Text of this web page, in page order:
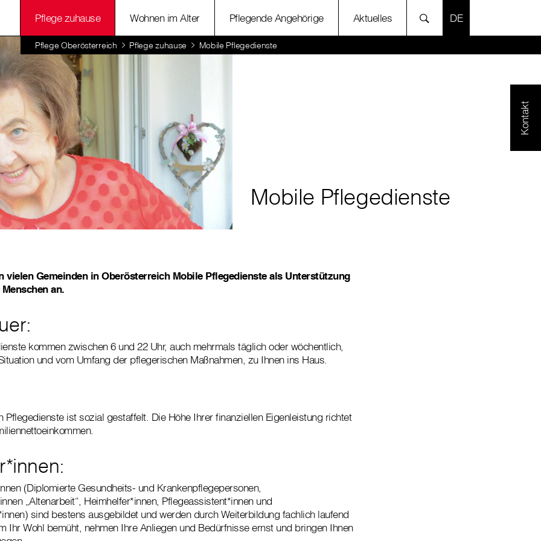
Pflege zuhause Wohnen im Alter Pflegende Angehörige Aktuelles SPRACHE
Pflege Oberösterreich Pflege zuhause Mobile Pflegedienste
Kontakt
Mobile Pflegedienste
vielen Gemeinden in Oberösterreich Mobile Pflegedienste als Unterstützung
an.
kommen zwischen 6 und 22 Uhr, auch mehrmals täglich oder wöchentlich,
und vom Umfang der pflegerischen Maßnahmen, zu Ihnen ins Haus.
Pflegedienste ist sozial gestaffelt. Die Höhe Ihrer finanziellen Eigenleistung richtet
(Diplomierte Gesundheits- und Krankenpflegepersonen,
„Altenarbeit“, Heimhelfer*innen, Pflegeassistent*innen und
sind bestens ausgebildet und werden durch Weiterbildung fachlich laufend
Ihr Wohl bemüht, nehmen Ihre Anliegen und Bedürfnisse ernst und bringen Ihnen